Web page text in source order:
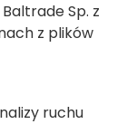
Sp. z
z plików
ruchu